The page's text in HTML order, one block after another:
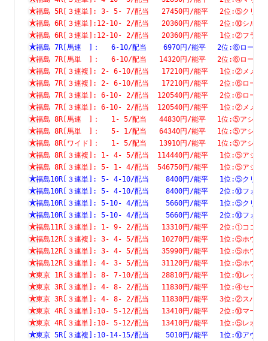
福島 5R[３連単]: 3- 5- 7/配当   27450円/能平　 2位
福島 6R[３連単]:12-10- 2/配当   20360円/能平　
福島 6R[３連単]:12-10- 2/配当   20360円/能平　 1位
福島 7R[馬連　]：　 6-10/配当    6970円/能平　
福島 7R[馬単　]：　 6-10/配当   14320円/能平　
福島 7R[３連複]: 2- 6-10/配当   17210円/能平　
福島 7R[３連複]: 2- 6-10/配当   17210円/能平　
福島 7R[３連単]: 6-10- 2/配当  120540円/能平　
福島 7R[３連単]: 6-10- 2/配当  120540円/能平　
福島 8R[馬連　]：　 1- 5/配当   44830円/能平　 1
福島 8R[馬単　]：　 5- 1/配当   64340円/能平　 1
福島 8R[ワイド]：　 1- 5/配当   13910円/能平　 1
福島 8R[３連複]: 1- 4- 5/配当  114440円/能平　 1
福島 8R[３連単]: 5- 1- 4/配当  546750円/能平　 1
福島10R[３連単]: 5- 4-10/配当    8400円/能平　 1位:⑤クリノ
福島10R[３連単]: 5- 4-10/配当    8400円/能平　 2位:⑩フォワ
福島10R[３連単]: 5-10- 4/配当    5660円/能平　 1位:⑤クリノ
福島10R[３連単]: 5-10- 4/配当    5660円/能平　 2位:⑩フォワ
福島11R[３連単]: 1- 9- 2/配当   13310円/能平　 2位:①ココロノ
福島12R[３連複]: 3- 4- 5/配当   10270円/能平　 1位:⑤ホウオ
福島12R[３連単]: 3- 4- 5/配当   35990円/能平　 1位:⑤ホウオ
福島12R[３連単]: 4- 3- 5/配当   31120円/能平　 1位:⑤ホウオ
東京 1R[３連単]: 8- 7-10/配当   28810円/能平　 1
東京 3R[３連単]: 4- 8- 2/配当   11830円/能平　 1
東京 3R[３連単]: 4- 8- 2/配当   11830円/能平　 3
東京 4R[３連単]:10- 5-12/配当   13410円/能平　
東京 4R[３連単]:10- 5-12/配当   13410円/能平　
東京 5R[３連複]:10-14-15/配当    5010円/能平　